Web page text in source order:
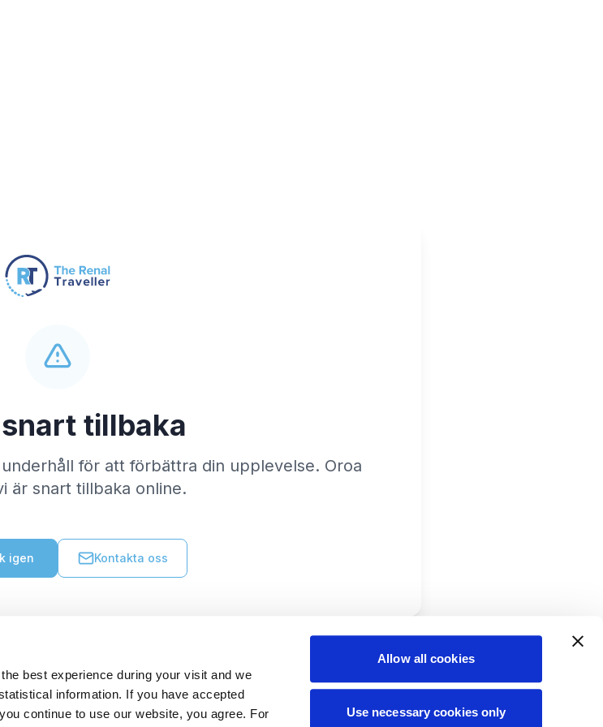
best experience during your visit and we
information. If you have accepted
continue to use our website, you agree. For
Allow all cookies
Use necessary cookies only
tillbaka
för att förbättra din upplevelse. Oroa
är snart tillbaka online.
igen Kontakta oss